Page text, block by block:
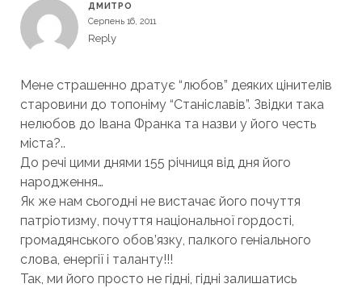
ДМИТРО
Серпень 16, 2011
Reply
Мене страшенно дратує “любов” деяких цінителів
старовини до топоніму “Станіславів”. Звідки така
нелюбов до Івана Франка та назви у його честь
міста?..
До речі цими днями 155 річниця від дня його
народження…
Як же нам сьогодні не вистачає його почуття
патріотизму, почуття національної гордості,
громадянського обов’язку, палкого геніального
слова, енергії і таланту!!!
Так, ми його просто не гідні, гідні залишатись